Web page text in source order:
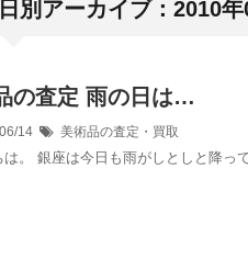
日別アーカイブ：2010
の査定 雨の日は…
14 美術品の査定・買取
は。 銀座は今日も雨がしとしと降